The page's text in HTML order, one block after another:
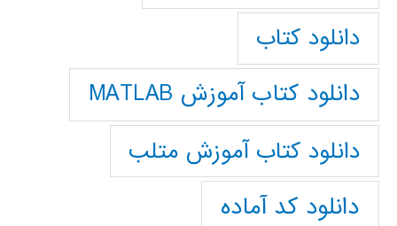
دانلود کتاب
دانلود کتاب آموزش MATLAB
دانلود کتاب آموزش متلب
دانلود کد آماده